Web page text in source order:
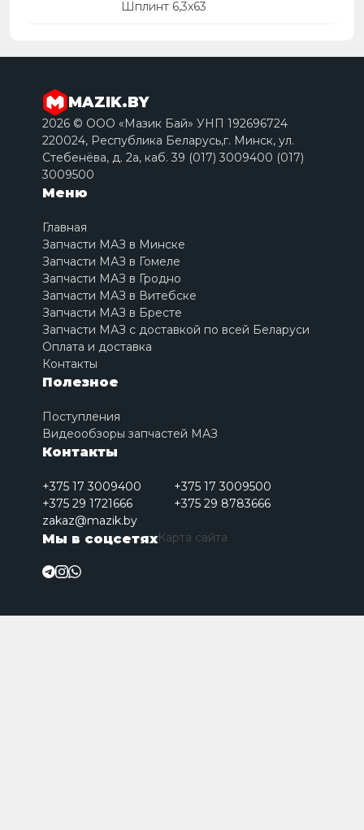
Шплинт 6,3х63
MAZIK.BY
2026 © ООО «Мазик Бай» УНП 192696724
220024, Республика Беларусь,г. Минск, ул.
Стебенёва, д. 2a, каб. 39 (017) 3009400 (017)
3009500
Меню
Главная
Запчасти МАЗ в Минске
Запчасти МАЗ в Гомеле
Запчасти МАЗ в Гродно
Запчасти МАЗ в Витебске
Запчасти МАЗ в Бресте
Запчасти МАЗ с доставкой по всей Беларуси
Оплата и доставка
Контакты
Полезное
Поступления
Видеообзоры запчастей МАЗ
Контакты
+375 17 3009400
+375 17 3009500
+375 29 1721666
+375 29 8783666
zakaz@mazik.by
Мы в соцсетяхКарта сайта